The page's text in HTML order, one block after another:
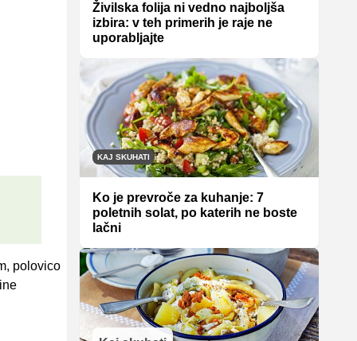
polovico
Živilska folija ni vedno najboljša
izbira: v teh primerih je raje ne
uporabljajte
KAJ SKUHATI
Ko je prevroče za kuhanje: 7
poletnih solat, po katerih ne boste
lačni